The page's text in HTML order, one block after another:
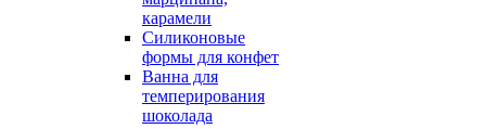
карамели
Силиконовые
формы для конфет
Ванна для
темперирования
шоколада